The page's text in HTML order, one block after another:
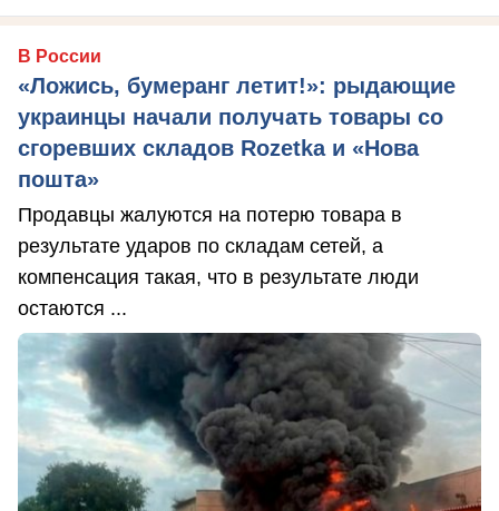
В России
«Ложись, бумеранг летит!»: рыдающие
украинцы начали получать товары со
сгоревших складов Rozetka и «Нова
пошта»
Продавцы жалуются на потерю товара в
результате ударов по складам сетей, а
компенсация такая, что в результате люди
остаются ...